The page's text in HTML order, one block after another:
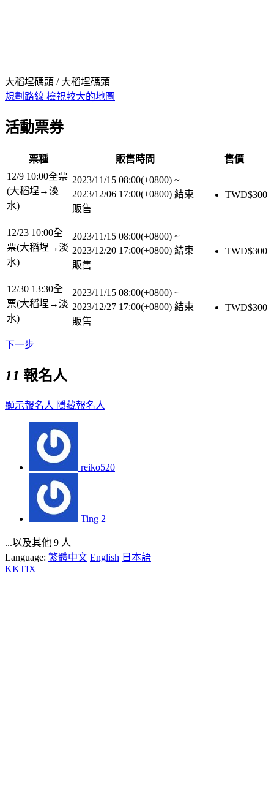
大稻埕碼頭 / 大稻埕碼頭
規劃路線 檢視較大的地圖
活動票券
票種 販售時間
售價
12/9 10:00全票
(大稻埕→淡
水)
2023/11/15 08:00(+0800) ~
2023/12/06 17:00(+0800) 結束
販售
TWD$300
12/23 10:00全
票(大稻埕→淡
水)
2023/11/15 08:00(+0800) ~
2023/12/20 17:00(+0800) 結束
販售
TWD$300
12/30 13:30全
票(大稻埕→淡
水)
2023/11/15 08:00(+0800) ~
2023/12/27 17:00(+0800) 結束
販售
TWD$300
下一步
11 報名人
顯示報名人 隱藏報名人
reiko520
Ting 2
...以及其他 9 人
Language: 繁體中文 English 日本語
KKTIX